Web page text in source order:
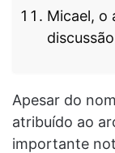
Micael, o
Apesar do
atribuído ao
importante